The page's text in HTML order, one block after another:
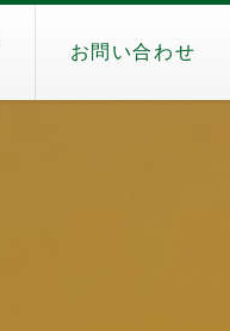
お問い合わせ